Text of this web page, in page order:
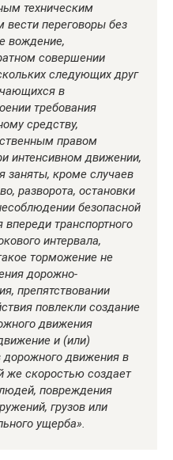
техническим
переговоры без
вождение,
совершении
следующих друг
в
требования
средству,
правом
интенсивном движении,
заняты, кроме случаев
разворота, остановки
безопасной
транспортного
интервала,
торможение не
дорожно-
препятствовании
повлекли создание
движения
и (или)
дорожного движения в
же скоростью создает
людей, повреждения
грузов или
ущерба».